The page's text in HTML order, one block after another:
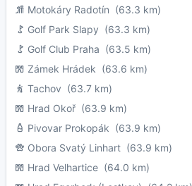
Motokáry Radotín (63.3 km)
Golf Park Slapy (63.3 km)
Golf Club Praha (63.5 km)
Zámek Hrádek (63.6 km)
Tachov (63.7 km)
Hrad Okoř (63.9 km)
Pivovar Prokopák (63.9 km)
Obora Svatý Linhart (63.9 km)
Hrad Velhartice (64.0 km)